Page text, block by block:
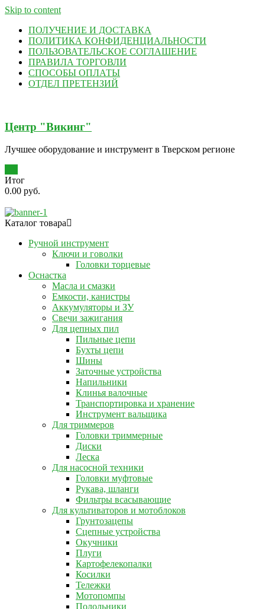
Skip to content
ПОЛУЧЕНИЕ И ДОСТАВКА
ПОЛИТИКА КОНФИДЕНЦИАЛЬНОСТИ
ПОЛЬЗОВАТЕЛЬСКОЕ СОГЛАШЕНИЕ
ПРАВИЛА ТОРГОВЛИ
СПОСОБЫ ОПЛАТЫ
ОТДЕЛ ПРЕТЕНЗИЙ
Центр "Викинг"
Лучшее оборудование и инструмент в Тверском регионе
Итог
0.00 руб.
Каталог товара
Ручной инструмент
Ключи и говолки
Головки торцевые
Оснастка
Масла и смазки
Емкости, канистры
Аккумуляторы и ЗУ
Свечи зажигания
Для цепных пил
Пильные цепи
Бухты цепи
Шины
Заточные устройства
Напильники
Клинья валочные
Транспортировка и хранение
Инструмент вальщика
Для триммеров
Головки триммерные
Диски
Леска
Для насосной техники
Головки муфтовые
Рукава, шланги
Фильтры всасывающие
Для культиваторов и мотоблоков
Грунтозацепы
Сцепные устройства
Окучники
Плуги
Картофелекопалки
Косилки
Тележки
Мотопомпы
Полольники